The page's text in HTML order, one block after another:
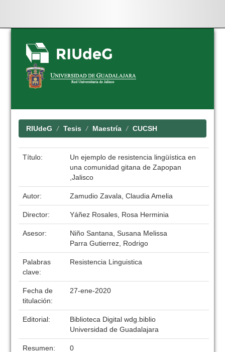
Skip
navigation
RIUdeG Tesis Maestría CUCSH
Título:
Un ejemplo de resistencia lingüística en
una comunidad gitana de Zapopan
,Jalisco
Autor: Zamudio Zavala, Claudia Amelia
Director: Yáñez Rosales, Rosa Herminia
Asesor:
Niño Santana, Susana Melissa
Parra Gutierrez, Rodrigo
Palabras
clave:
Resistencia Linguistica
Fecha de
titulación:
27-ene-2020
Editorial:
Biblioteca Digital wdg.biblio
Universidad de Guadalajara
Resumen: 0